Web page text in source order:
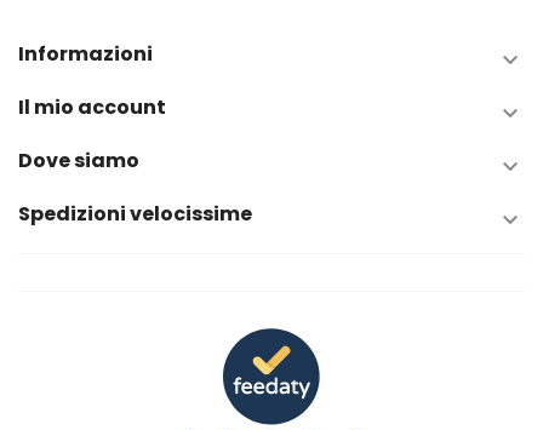
Informazioni 
Il mio account 
Dove siamo 
Spedizioni velocissime 